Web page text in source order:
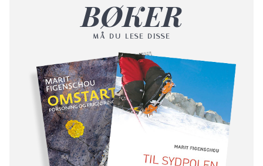
BØKER
MÅ DU LESE DISSE